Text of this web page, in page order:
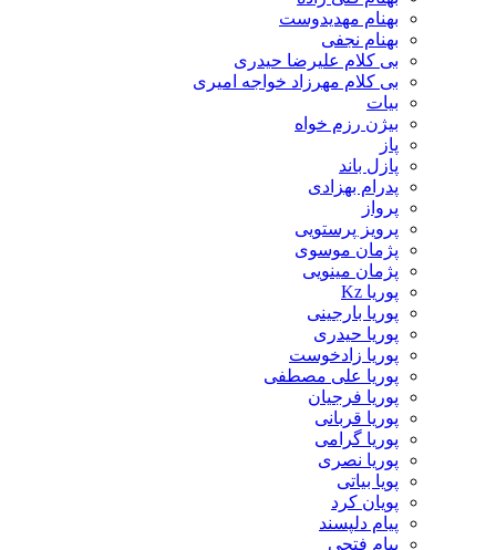
بهنام مهدیدوست
بهنام نجفی
بی کلام علیرضا حیدری
بی کلام مهرزاد خواجه امیری
بیات
بیژن رزم خواه
پاز
پازل باند
پدرام بهزادی
پرواز
پرویز پرستویی
پژمان موسوی
پژمان مینویی
پوریا Kz
پوریا بارجینی
پوریا حیدری
پوریا زادخوست
پوریا علی مصطفی
پوریا فرجیان
پوریا قربانی
پوریا گرامی
پوریا نصری
پویا بیاتی
پویان کرد
پیام دلپسند
پیام فتحی